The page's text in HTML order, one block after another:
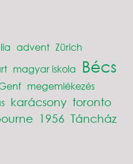
advent Zürich
magyar iskola Bécs
megemlékezés
karácsony toronto
1956 Táncház